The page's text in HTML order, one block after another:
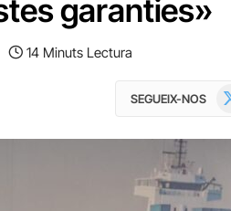
garanties»
14 Minuts Lectura
SEGUEIX-NOS